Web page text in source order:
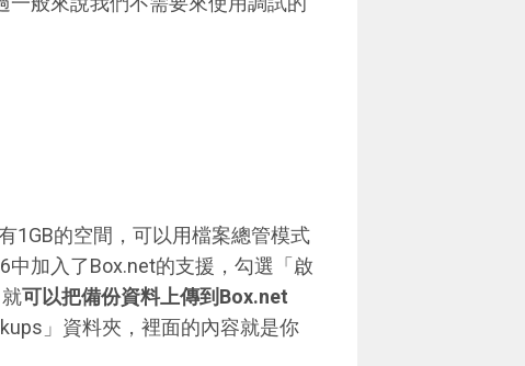
1GB的空間，可以用檔案總管模式
中加入了Box.net的支援，勾選「啟
可以把備份資料上傳到Box.net
」資料夾，裡面的內容就是你